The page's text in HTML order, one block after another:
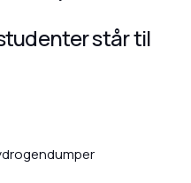
står til